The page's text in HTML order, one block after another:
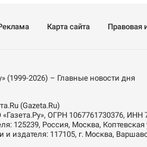
Карта сайта Правовая
(1999-2026) – Главные новости дня
(Gazeta.Ru)
, ОГРН 1067761730376, ИНН
125239, Россия, Москва,
и издателя: 117105, г. Москва,